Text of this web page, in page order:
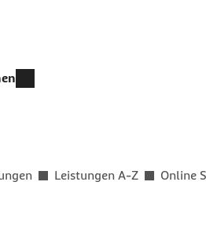
Leistungen A-Z Online